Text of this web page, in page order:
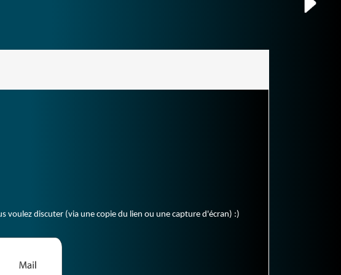
voulez discuter (via une copie du lien ou une capture d'écran) :)